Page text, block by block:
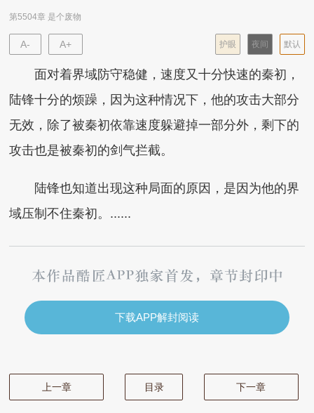
第5504章 是个废物
A- A+ 默认
夜间
护眼
面对着界域防守稳健，速度又十分快速的秦初，
陆锋十分的烦躁，因为这种情况下，他的攻击大部分
无效，除了被秦初依靠速度躲避掉一部分外，剩下的
攻击也是被秦初的剑气拦截。
陆锋也知道出现这种局面的原因，是因为他的界
域压制不住秦初。......
下载APP解封阅读
上一章 目录 下一章